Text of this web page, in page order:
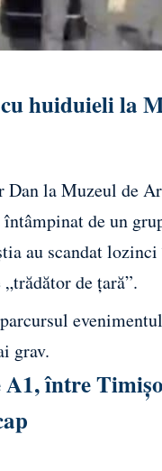
huiduieli la
la Muzeul de
de un
au scandat
de țară”.
grav.
între